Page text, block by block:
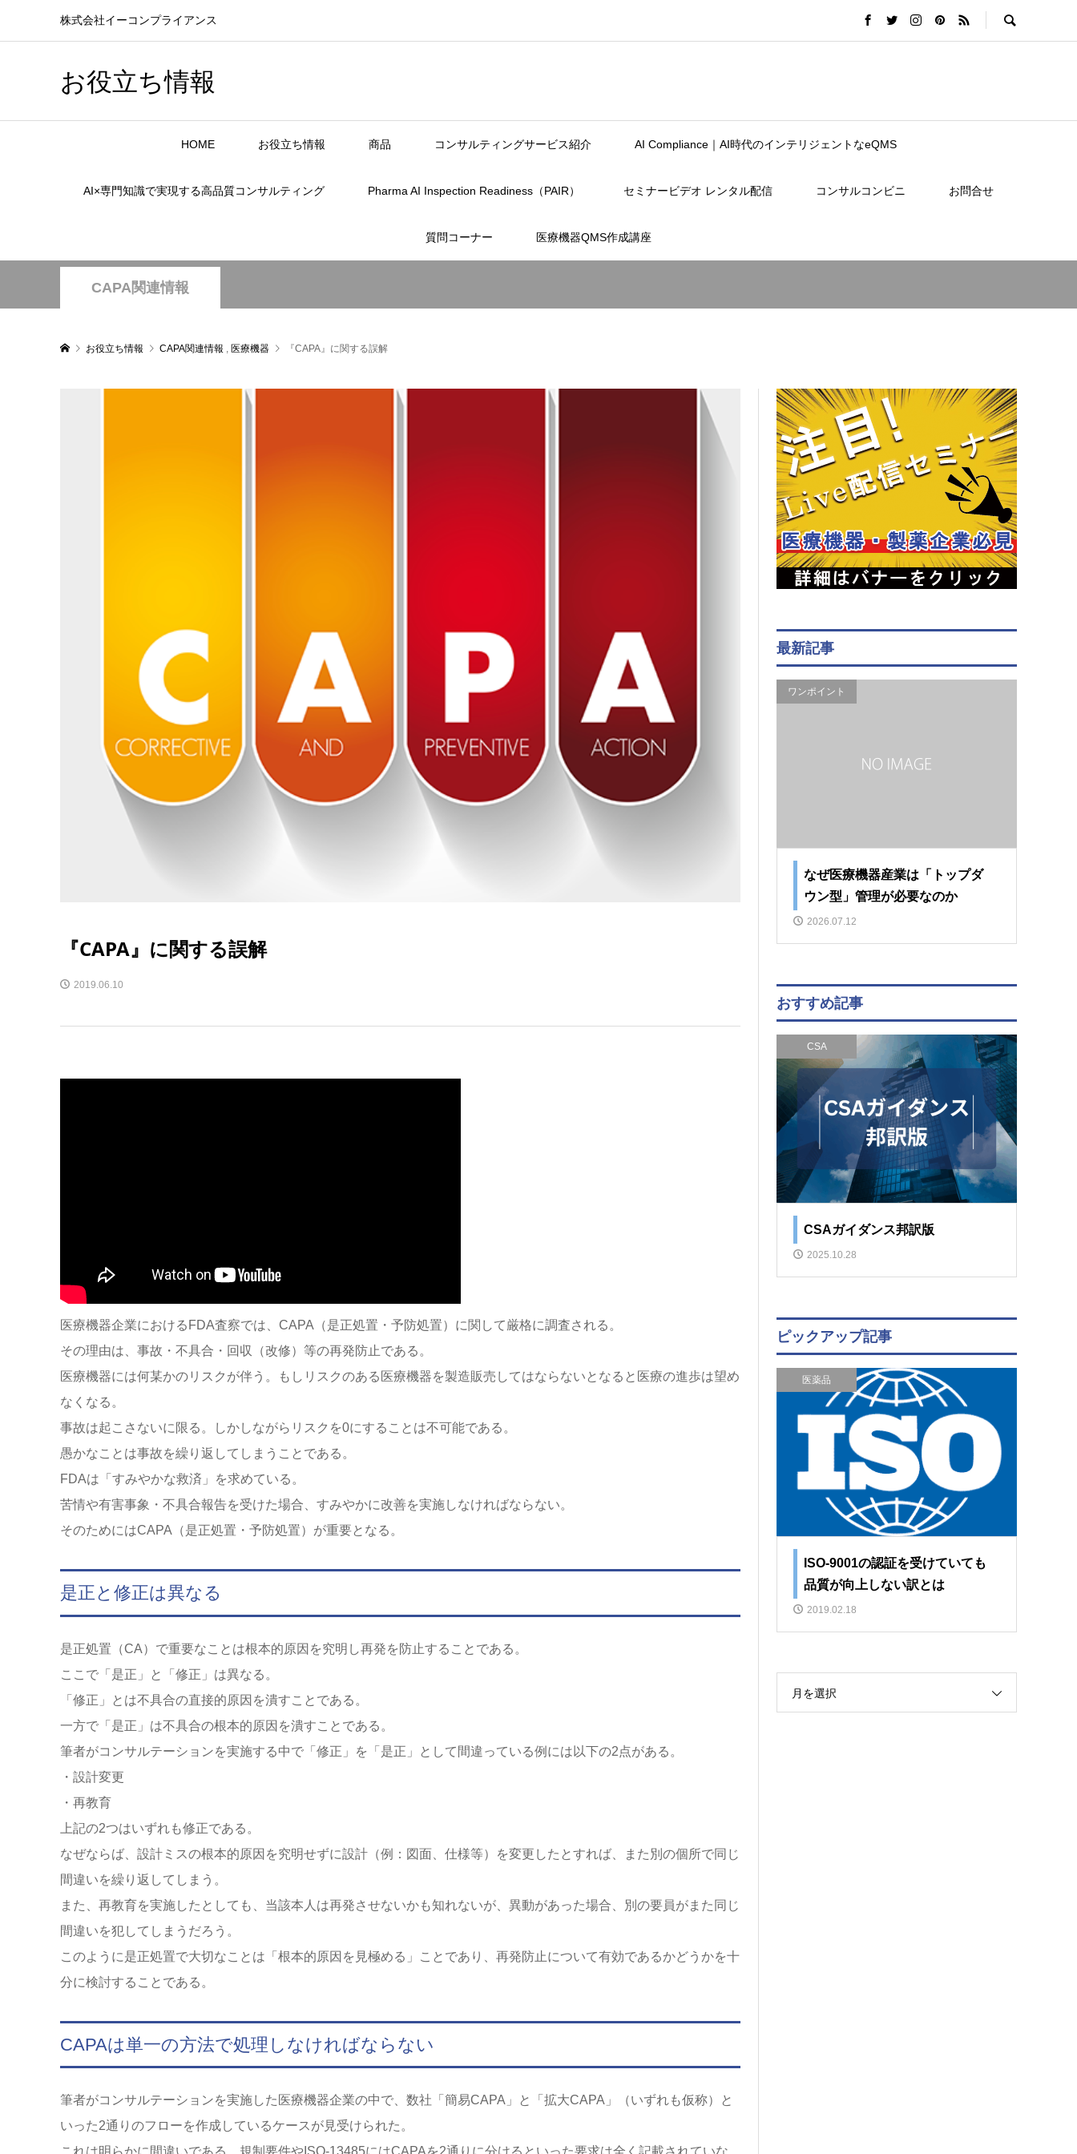
株式会社イーコンプライアンス
お役立ち情報
HOME お役立ち情報 商品 コンサルティングサービス紹介 AI Compliance｜AI時代のインテリジェントなeQMS
AI×専門知識で実現する高品質コンサルティング Pharma AI Inspection Readiness（PAIR） セミナービデオ レンタル配信 コンサルコンビニ お問合せ
質問コーナー 医療機器QMS作成講座
CAPA関連情報
お役立ち情報 CAPA関連情報 , 医療機器 『CAPA』に関する誤解
『CAPA』に関する誤解
2019.06.10
医療機器企業におけるFDA査察では、CAPA（是正処置・予防処置）に関して厳格に調査される。
その理由は、事故・不具合・回収（改修）等の再発防止である。
医療機器には何某かのリスクが伴う。もしリスクのある医療機器を製造販売してはならないとなると医療の進歩は望め
なくなる。
事故は起こさないに限る。しかしながらリスクを0にすることは不可能である。
愚かなことは事故を繰り返してしまうことである。
FDAは「すみやかな救済」を求めている。
苦情や有害事象・不具合報告を受けた場合、すみやかに改善を実施しなければならない。
そのためにはCAPA（是正処置・予防処置）が重要となる。
是正と修正は異なる
是正処置（CA）で重要なことは根本的原因を究明し再発を防止することである。
ここで「是正」と「修正」は異なる。
「修正」とは不具合の直接的原因を潰すことである。
一方で「是正」は不具合の根本的原因を潰すことである。
筆者がコンサルテーションを実施する中で「修正」を「是正」として間違っている例には以下の2点がある。
・設計変更
・再教育
上記の2つはいずれも修正である。
なぜならば、設計ミスの根本的原因を究明せずに設計（例：図面、仕様等）を変更したとすれば、また別の個所で同じ
間違いを繰り返してしまう。
また、再教育を実施したとしても、当該本人は再発させないかも知れないが、異動があった場合、別の要員がまた同じ
間違いを犯してしまうだろう。
このように是正処置で大切なことは「根本的原因を見極める」ことであり、再発防止について有効であるかどうかを十
分に検討することである。
CAPAは単一の方法で処理しなければならない
筆者がコンサルテーションを実施した医療機器企業の中で、数社「簡易CAPA」と「拡大CAPA」（いずれも仮称）と
いった2通りのフローを作成しているケースが見受けられた。
最新記事
ワンポイント
なぜ医療機器産業は「トップダ
ウン型」管理が必要なのか
2026.07.12
おすすめ記事
CSA
CSAガイダンス邦訳版
2025.10.28
ピックアップ記事
医薬品
ISO-9001の認証を受けていても
品質が向上しない訳とは
2019.02.18
月を選択